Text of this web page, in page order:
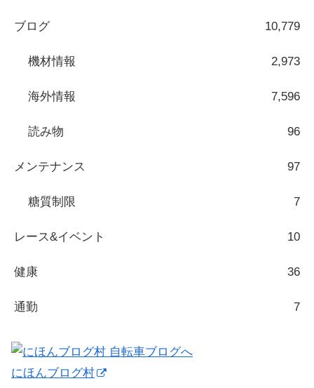
ブログ 10,779
機材情報 2,973
海外情報 7,596
読み物 96
メンテナンス 97
糖質制限 7
レース&イベント 10
健康 36
通勤 7
にほんブログ村